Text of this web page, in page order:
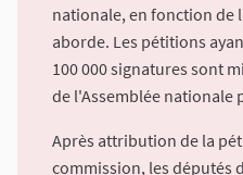
nationale, en fonction de
aborde. Les pétitions
100 000 signatures sont
de l'Assemblée nationale
Après attribution de la
commission, les députés